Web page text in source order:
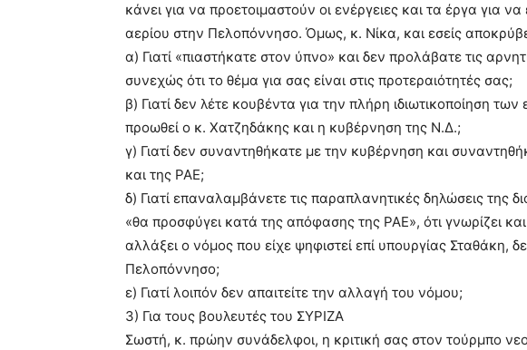
κάνει για να προετοιμαστούν οι ενέργειες και τα έργα για
αερίου στην Πελοπόννησο. Όμως, κ. Νίκα, και εσείς
α) Γιατί «πιαστήκατε στον ύπνο» και δεν προλάβατε τις
συνεχώς ότι το θέμα για σας είναι στις προτεραιότητές σας;
β) Γιατί δεν λέτε κουβέντα για την πλήρη ιδιωτικοποίηση
προωθεί ο κ. Χατζηδάκης και η κυβέρνηση της Ν.Δ.;
γ) Γιατί δεν συναντηθήκατε με την κυβέρνηση και
και της ΡΑΕ;
δ) Γιατί επαναλαμβάνετε τις παραπλανητικές δηλώσεις της
«θα προσφύγει κατά της απόφασης της ΡΑΕ», ότι γνωρίζει και
αλλάξει ο νόμος που είχε ψηφιστεί επί υπουργίας Σταθάκη,
Πελοπόννησο;
ε) Γιατί λοιπόν δεν απαιτείτε την αλλαγή του νόμου;
3) Για τους βουλευτές του ΣΥΡΙΖΑ
Σωστή, κ. πρώην συνάδελφοι, η κριτική σας στον τούρμπο